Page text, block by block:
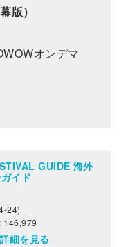
版）
オンデマ
GUIDE 海外
イド
24)
146,979
細を見る